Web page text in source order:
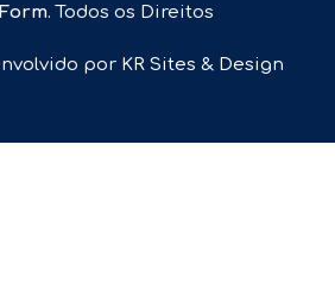
. Todos os Direitos
por KR Sites & Design